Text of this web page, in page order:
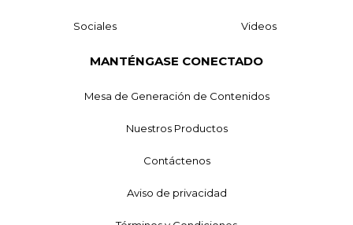
Sociales Videos
MANTÉNGASE CONECTADO
Mesa de Generación de Contenidos
Nuestros Productos
Contáctenos
Aviso de privacidad